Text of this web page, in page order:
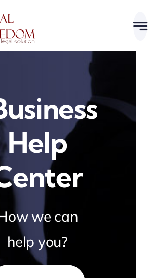
Help
we can
help you?